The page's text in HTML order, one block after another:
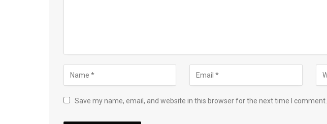
Save my name, email, and website in this browser for the next time I comment.